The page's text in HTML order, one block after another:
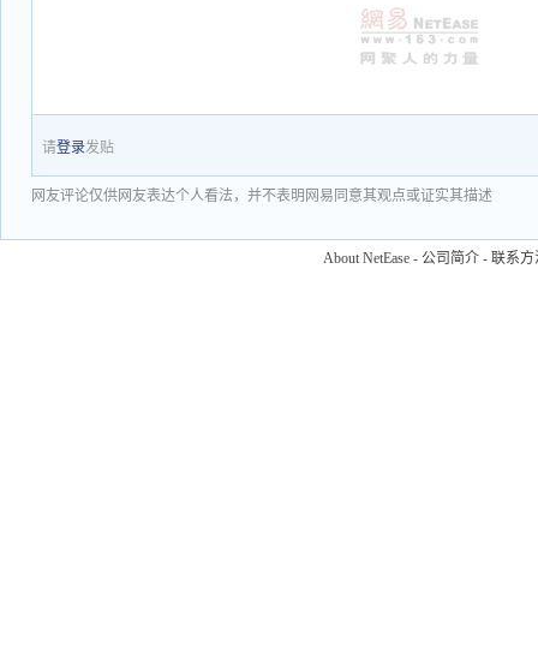
请登录发贴
网友评论仅供网友表达个人看法，并不表明网易同意其观点或证实其描述
About NetEase - 公司简介 - 联系方